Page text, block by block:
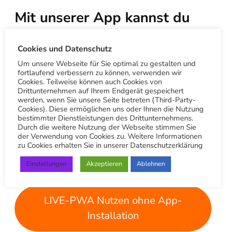
Mit unserer App kannst du
unseren Wäschetaxi Service
bestellen oder den
kostenlosen QR-Code
Scanner nutzen.
APP Download für iOS/Apple
App Download für Android
LIVE-PWA Nutzen ohne App-
Installation
Cookies und Datenschutz
Um unsere Webseite für Sie optimal zu gestalten und
fortlaufend verbessern zu können, verwenden wir
Cookies. Teilweise können auch Cookies von
Drittunternehmen auf Ihrem Endgerät gespeichert
werden, wenn Sie unsere Seite betreten (Third-Party-
Cookies). Diese ermöglichen uns oder Ihnen die Nutzung
bestimmter Dienstleistungen des Drittunternehmens.
Durch die weitere Nutzung der Webseite stimmen Sie
der Verwendung von Cookies zu. Weitere Informationen
zu Cookies erhalten Sie in unserer Datenschutzerklärung
Einstellungen Akzeptieren Ablehnen